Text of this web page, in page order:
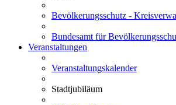
Bevölkerungsschutz -
Bundesamt für
Veranstaltungen
Veranstaltungskalender
Stadtjubiläum